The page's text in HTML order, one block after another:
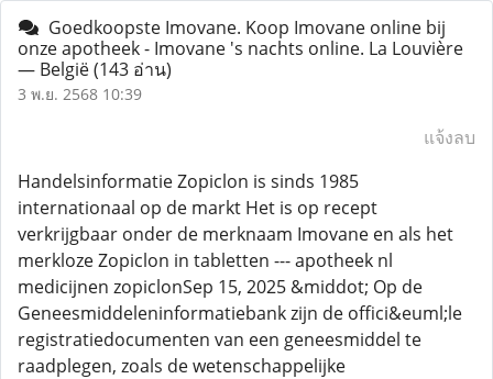
Goedkoopste Imovane. Koop Imovane online bij
onze apotheek - Imovane 's nachts online. La Louvière
— België(143 อ่าน)
3 พ.ย. 2568 10:39
แจ้งลบ
Handelsinformatie Zopiclon is sinds 1985
internationaal op de markt Het is op recept
verkrijgbaar onder de merknaam Imovane en als het
merkloze Zopiclon in tabletten --- apotheek nl
medicijnen zopiclonSep 15, 2025 &middot; Op de
Geneesmiddeleninformatiebank zijn de offici&euml;le
registratiedocumenten van een geneesmiddel te
raadplegen, zoals de wetenschappelijke